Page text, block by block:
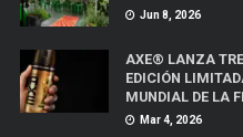
Jun 8, 2026
AXE® LANZA
EDICIÓN
MUNDIAL DE LA
Mar 4, 2026